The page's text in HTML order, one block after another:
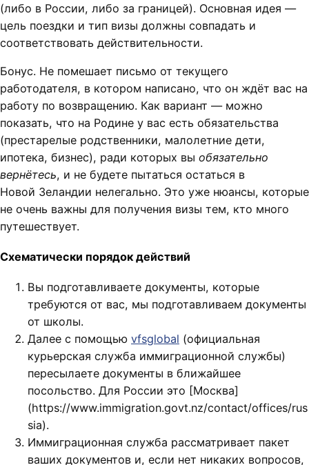
(либо в России, либо за границей). Основная идея —
цель поездки и тип визы должны совпадать и
соответствовать действительности.
Бонус. Не помешает письмо от текущего
работодателя, в котором написано, что он ждёт вас на
работу по возвращению. Как вариант — можно
показать, что на Родине у вас есть обязательства
(престарелые родственники, малолетние дети,
ипотека, бизнес), ради которых вы обязательно
вернётесь, и не будете пытаться остаться в
Новой Зеландии нелегально. Это уже нюансы, которые
не очень важны для получения визы тем, кто много
путешествует.
Схематически порядок действий
Вы подготавливаете документы, которые
требуются от вас, мы подготавливаем документы
от школы.
Далее с помощью vfsglobal (официальная
курьерская служба иммиграционной службы)
пересылаете документы в ближайшее
посольство. Для России это [Москва]
(https://www.immigration.govt.nz/contact/offices/rus
sia).
Иммиграционная служба рассматривает пакет
ваших документов и, если нет никаких вопросов,